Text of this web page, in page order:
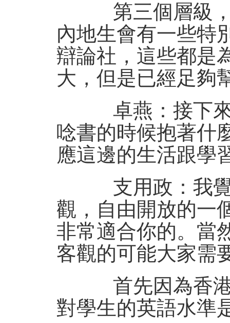
第三個層級，
內地生會有一些特
辯論社，這些都是
大，但是已經足夠
卓燕：接下來
唸書的時候抱著什
應這邊的生活跟學
支用政：我覺
觀，自由開放的一
非常適合你的。當
客觀的可能大家需
首先因為香港
對學生的英語水準